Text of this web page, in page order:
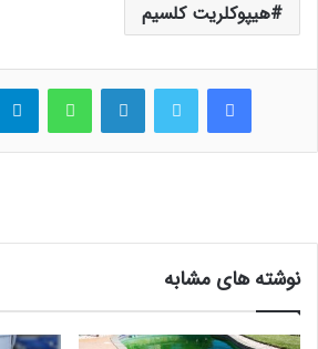
هیپوکلریت کلسیم
فیس بوک لینکدین واتس آپ
نوشته های مشابه